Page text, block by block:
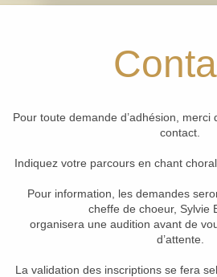
Pour toute demande d’adhésion,
contact.
Indiquez votre parcours en chant
Pour information, les demandes
cheffe de choeur, Sylvie
organisera une audition avant de
d’attente.
La validation des inscriptions se fera